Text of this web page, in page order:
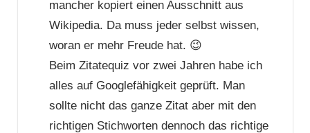
mancher kopiert einen Ausschnitt aus
Wikipedia. Da muss jeder selbst wissen,
woran er mehr Freude hat. 😉
Beim Zitatequiz vor zwei Jahren habe ich
alles auf Googlefähigkeit geprüft. Man
sollte nicht das ganze Zitat aber mit den
richtigen Stichworten dennoch das richtige